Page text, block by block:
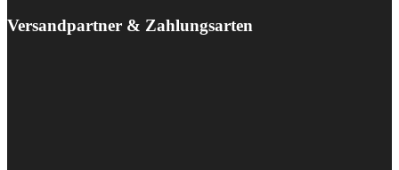
Versandpartner & Zahlungsarten